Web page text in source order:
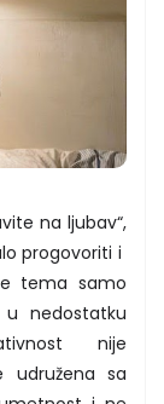
na ljubav“,
progovoriti i
tema samo
nedostatku
nije
udružena sa